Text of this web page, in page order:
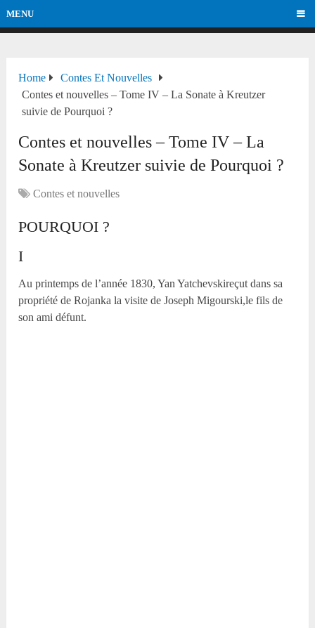
MENU
Home
Contes Et Nouvelles
Contes et nouvelles – Tome IV – La Sonate à Kreutzer
suivie de Pourquoi ?
Contes et nouvelles – Tome IV – La
Sonate à Kreutzer suivie de Pourquoi ?
Contes et nouvelles
POURQUOI ?
I
Au printemps de l’année 1830, Yan Yatchevskireçut dans sa
propriété de Rojanka la visite de Joseph Migourski,le fils de
son ami défunt.